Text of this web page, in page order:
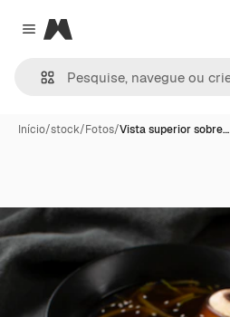
Close menu
Magnific
Início/stock/Fotos/Vista superior sobre…